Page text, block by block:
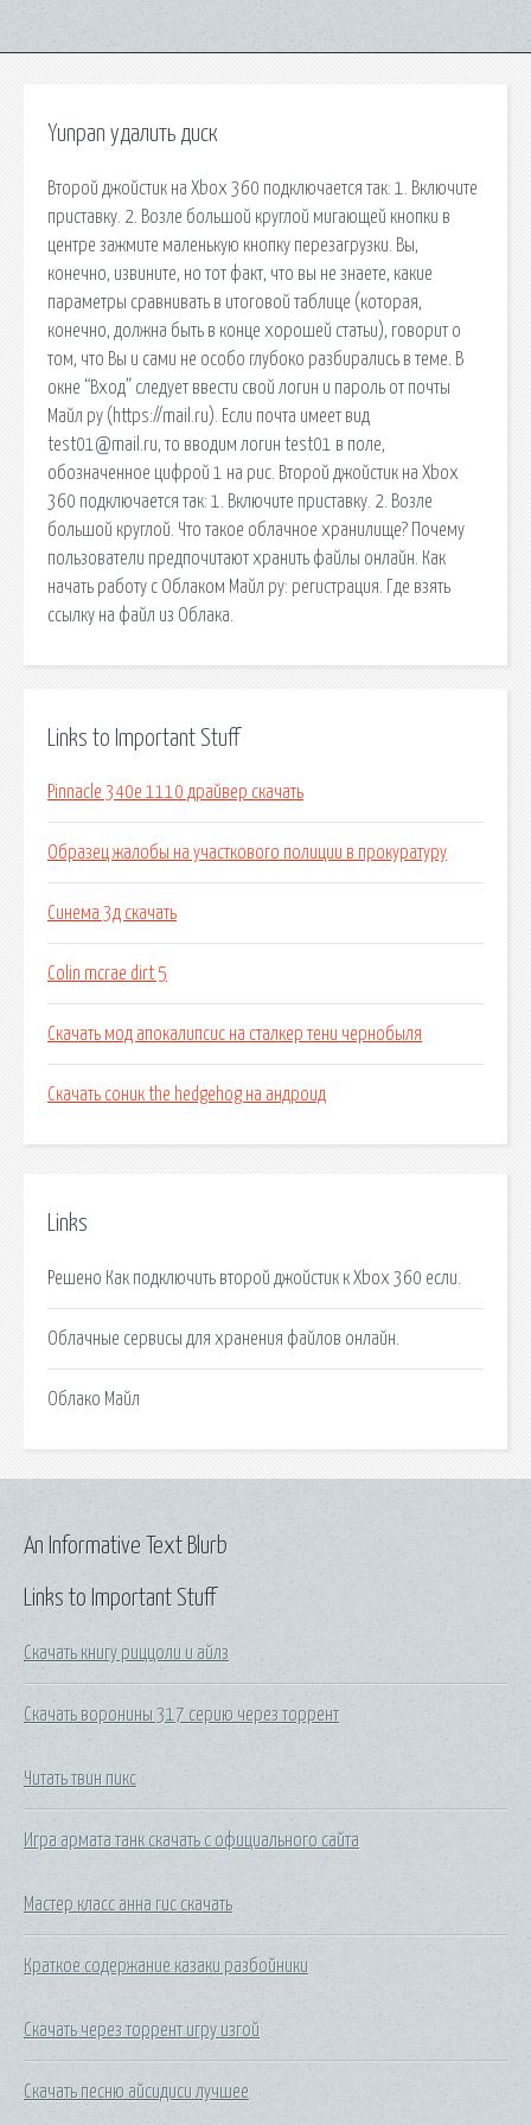
Yunpan удалить диск
Второй джойстик на Xbox 360 подключается так: 1. Включите
приставку. 2. Возле большой круглой мигающей кнопки в
центре зажмите маленькую кнопку перезагрузки. Вы,
конечно, извините, но тот факт, что вы не знаете, какие
параметры сравнивать в итоговой таблице (которая,
конечно, должна быть в конце хорошей статьи), говорит о
том, что Вы и сами не особо глубоко разбирались в теме. В
окне “Вход” следует ввести свой логин и пароль от почты
Майл ру (https://mail.ru). Если почта имеет вид
test01@mail.ru, то вводим логин test01 в поле,
обозначенное цифрой 1 на рис. Второй джойстик на Xbox
360 подключается так: 1. Включите приставку. 2. Возле
большой круглой. Что такое облачное хранилище? Почему
пользователи предпочитают хранить файлы онлайн. Как
начать работу с Облаком Майл ру: регистрация. Где взять
ссылку на файл из Облака.
Links to Important Stuff
Pinnacle 340e 1110 драйвер скачать
Образец жалобы на участкового полиции в прокуратуру
Синема 3д скачать
Colin mcrae dirt 5
Скачать мод апокалипсис на сталкер тени чернобыля
Скачать соник the hedgehog на андроид
Links
Решено Как подключить второй джойстик к Xbox 360 если.
Облачные сервисы для хранения файлов онлайн.
Облако Майл
Links to Important Stuff
Скачать книгу риццоли и айлз
Скачать воронины 317 серию через торрент
Читать твин пикс
Игра армата танк скачать с официального сайта
Мастер класс анна гис скачать
Краткое содержание казаки разбойники
Скачать через торрент игру изгой
Скачать песню айсидиси лучшее
An Informative Text Blurb